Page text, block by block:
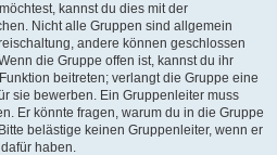
kannst du dies mit der
Nicht alle Gruppen sind allgemein
andere können geschlossen
die Gruppe offen ist, kannst du ihr
beitreten; verlangt die Gruppe eine
sie bewerben. Ein Gruppenleiter muss
Er könnte fragen, warum du in die Gruppe
belästige keinen Gruppenleiter, wenn er
haben.